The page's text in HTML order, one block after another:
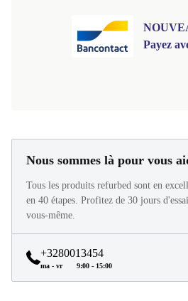
Payez
Nous sommes là pour vous
Tous les produits refurbed sont en
en 40 étapes. Profitez de 30 jours
vous-même.
+3280013454
ma - vr 9:00 - 15:00